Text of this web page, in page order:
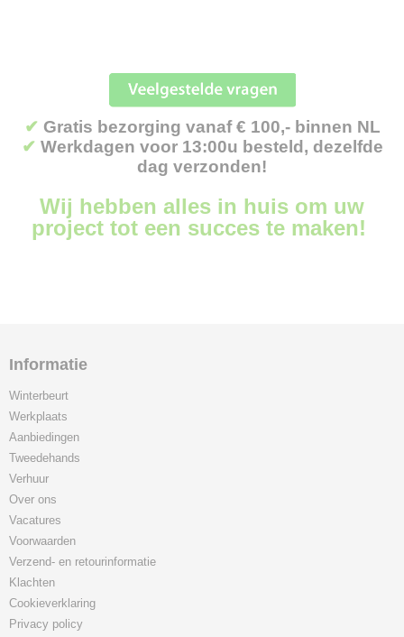
✔ Gratis bezorging vanaf € 100,- binnen NL
✔ Werkdagen voor 13:00u besteld, dezelfde
dag verzonden!
Wij hebben alles in huis om uw
project tot een succes te maken!
Informatie
Winterbeurt
Werkplaats
Aanbiedingen
Tweedehands
Verhuur
Over ons
Vacatures
Voorwaarden
Verzend- en retourinformatie
Klachten
Cookieverklaring
Privacy policy